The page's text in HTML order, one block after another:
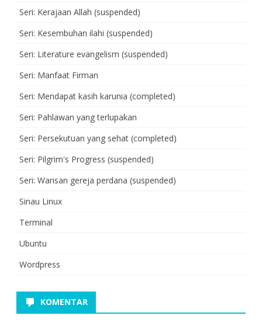
Seri: Kerajaan Allah (suspended)
Seri: Kesembuhan ilahi (suspended)
Seri: Literature evangelism (suspended)
Seri: Manfaat Firman
Seri: Mendapat kasih karunia (completed)
Seri: Pahlawan yang terlupakan
Seri: Persekutuan yang sehat (completed)
Seri: Pilgrim's Progress (suspended)
Seri: Warisan gereja perdana (suspended)
Sinau Linux
Terminal
Ubuntu
Wordpress
KOMENTAR